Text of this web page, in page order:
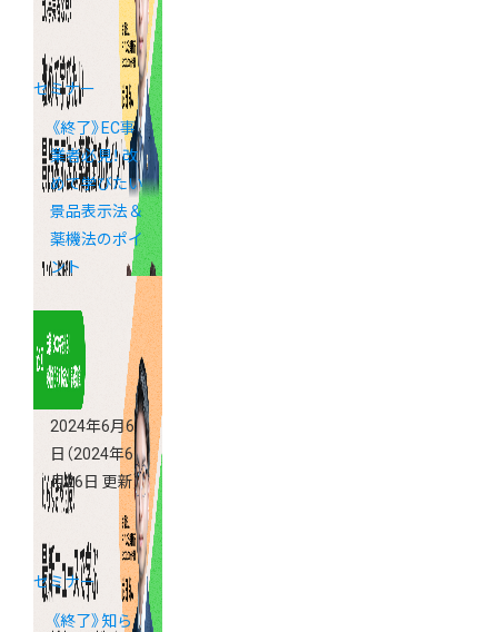
セミナー
《終了》EC事
業者必見！ 改
めて学びたい
景品表示法＆
薬機法のポイ
ント
2024年6月6
日 （2024年6
月26日 更新）
セミナー
《終了》知ら